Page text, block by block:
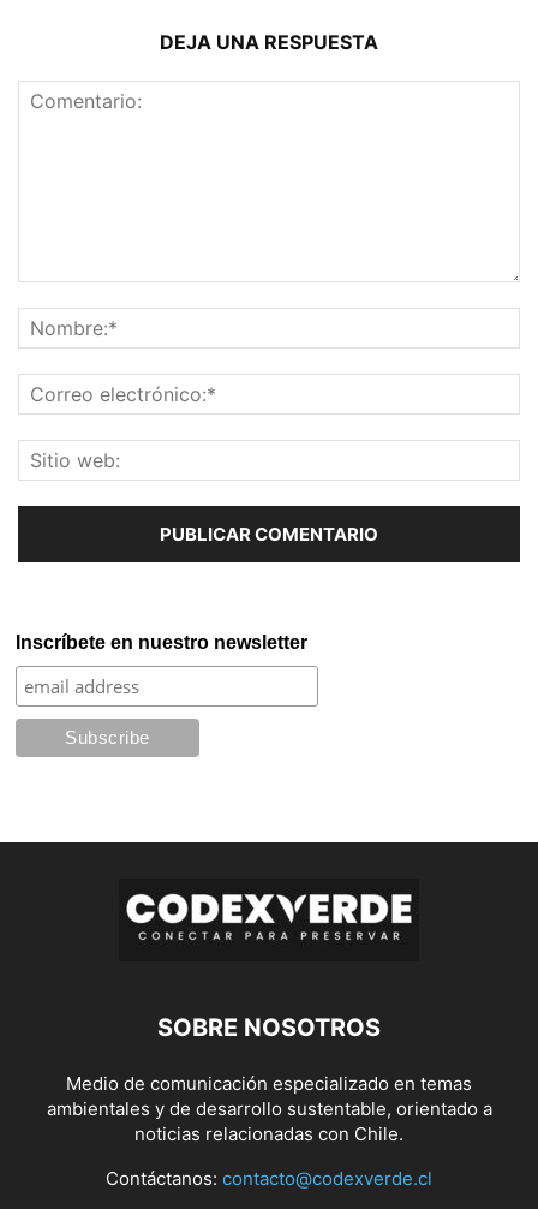
DEJA UNA RESPUESTA
Inscríbete en nuestro newsletter
SOBRE NOSOTROS
Medio de comunicación especializado en temas
ambientales y de desarrollo sustentable, orientado a
noticias relacionadas con Chile.
Contáctanos: contacto@codexverde.cl